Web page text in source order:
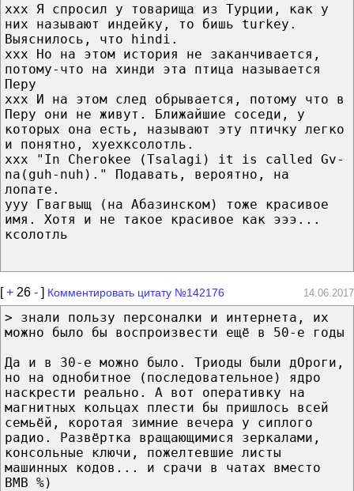
xxx Я спросил у товарища из Турции, как у
них называют индейку, то бишь turkey.
Выяснилось, что hindi.
xxx Но на этом история не заканчивается,
потому-что на хинди эта птица называется
Перу
xxx И на этом след обрывается, потому что в
Перу они не живут. Ближайшие соседи, у
которых она есть, называют эту птичку легко
и понятно, хуехксолотль.
xxx "In Cherokee (Tsalagi) it is called Gv-
na(guh-nuh)." Подавать, вероятно, на
лопате.
yyy Гвагвыщ (на Абазинском) тоже красивое
имя. Хотя и не такое красивое как эээ...
ксолотль
[+ 26 - ] Комментировать цитату №142176 14.06.2017
> знали пользу персоналки и интернета, их
можно было бы воспроизвести ещё в 50-е годы
Да и в 30-е можно было. Триоды были дОроги,
но на однобитное (последовательное) ядро
наскрести реально. А вот оперативку на
магнитных кольцах плести бы пришлось всей
семьёй, коротая зимние вечера у сиплого
радио. Развёртка вращающимися зеркалами,
консольные ключи, пожелтевшие листы
машинных кодов... и срачи в чатах вместо
ВМВ %)